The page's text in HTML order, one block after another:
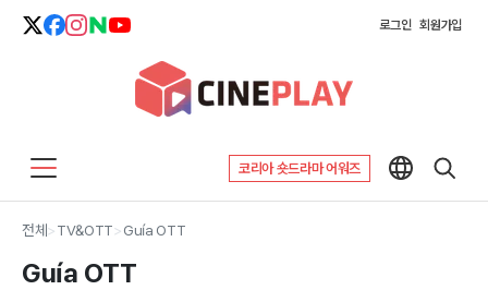
로그인 회원가입
코리아 숏드라마 어워즈
전체>TV&OTT>Guía OTT
Guía OTT